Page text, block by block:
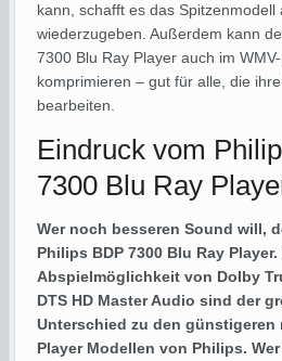
kann, schafft es das Spitzenmodell
wiederzugeben. Außerdem kann
7300 Blu Ray Player auch im
komprimieren – gut für alle, die
bearbeiten.
Eindruck vom
7300 Blu Ray
Wer noch besseren Sound will,
Philips BDP 7300 Blu Ray Player.
Abspielmöglichkeit von Dolby
DTS HD Master Audio sind der
Unterschied zu den günstigeren
Player Modellen von Philips.